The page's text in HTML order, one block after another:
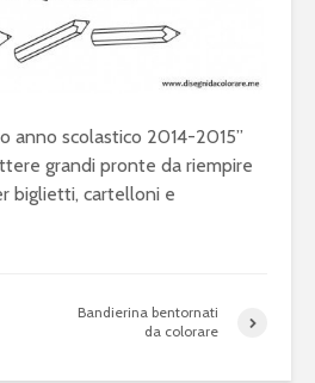
anno scolastico 2014-2015”
grandi pronte da riempire
biglietti, cartelloni e
Bandierina bentornati
da colorare